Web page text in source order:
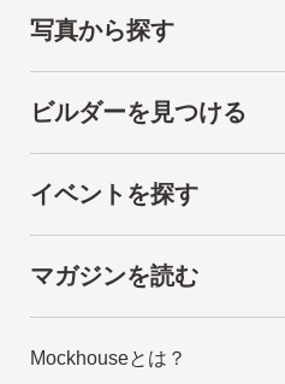
写真から探す
ビルダーを見つける
イベントを探す
マガジンを読む
Mockhouseとは？